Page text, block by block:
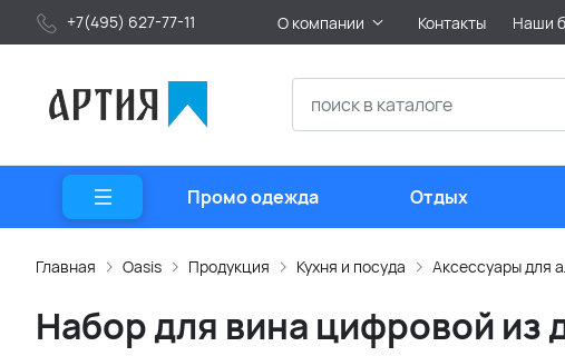
+7(495) 627-77-11 О компании Контакты Наши
Промо одежда Отдых
Главная Oasis Продукция Кухня и посуда Аксессуары для
Набор для вина цифровой из